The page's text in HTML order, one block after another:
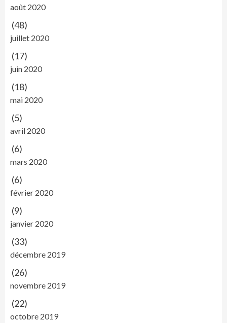
août 2020
(48)
juillet 2020
(17)
juin 2020
(18)
mai 2020
(5)
avril 2020
(6)
mars 2020
(6)
février 2020
(9)
janvier 2020
(33)
décembre 2019
(26)
novembre 2019
(22)
octobre 2019